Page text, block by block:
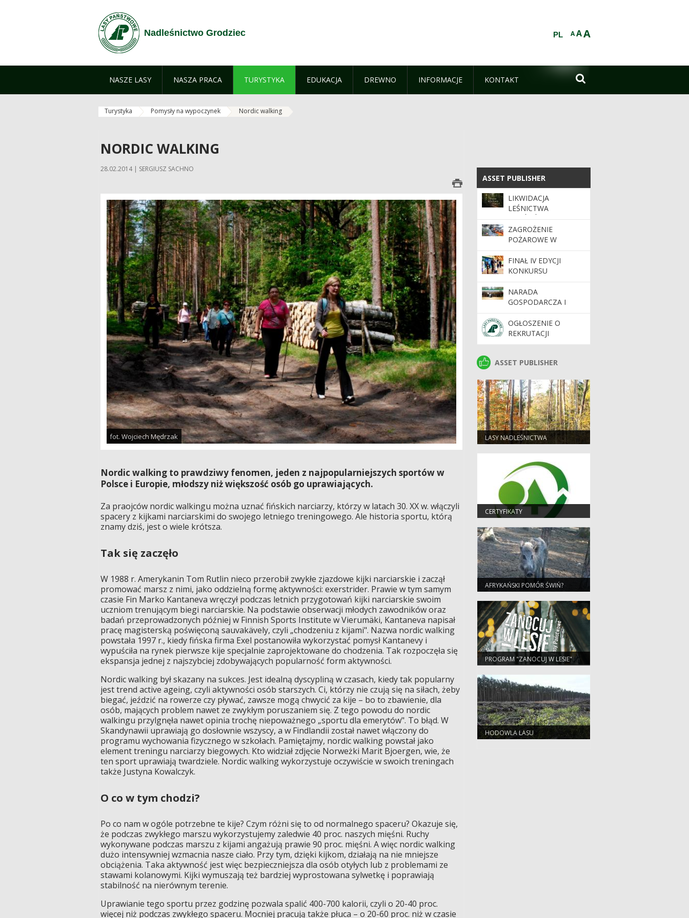
Nadleśnictwo Grodziec AAA
PL
NASZE LASY NASZA PRACA TURYSTYKA EDUKACJA DREWNO INFORMACJE KONTAKT 
Turystyka Pomysły na wypoczynek Nordic walking
NORDIC WALKING
28.02.2014 | SERGIUSZ SACHNO
fot. Wojciech Mędrzak
Nordic walking to prawdziwy fenomen, jeden z najpopularniejszych sportów w
Polsce i Europie, młodszy niż większość osób go uprawiających.
Za praojców nordic walkingu można uznać fińskich narciarzy, którzy w latach 30. XX w. włączyli
spacery z kijkami narciarskimi do swojego letniego treningowego. Ale historia sportu, którą
znamy dziś, jest o wiele krótsza.
Tak się zaczęło
W 1988 r. Amerykanin Tom Rutlin nieco przerobił zwykłe zjazdowe kijki narciarskie i zaczął
promować marsz z nimi, jako oddzielną formę aktywności: exerstrider. Prawie w tym samym
czasie Fin Marko Kantaneva wręczył podczas letnich przygotowań kijki narciarskie swoim
uczniom trenującym biegi narciarskie. Na podstawie obserwacji młodych zawodników oraz
badań przeprowadzonych później w Finnish Sports Institute w Vierumäki, Kantaneva napisał
pracę magisterską poświęconą sauvakävely, czyli „chodzeniu z kijami". Nazwa nordic walking
powstała 1997 r., kiedy fińska firma Exel postanowiła wykorzystać pomysł Kantanevy i
wypuściła na rynek pierwsze kije specjalnie zaprojektowane do chodzenia. Tak rozpoczęła się
ekspansja jednej z najszybciej zdobywających popularność form aktywności.
Nordic walking był skazany na sukces. Jest idealną dyscypliną w czasach, kiedy tak popularny
jest trend active ageing, czyli aktywności osób starszych. Ci, którzy nie czują się na siłach, żeby
biegać, jeździć na rowerze czy pływać, zawsze mogą chwycić za kije – bo to zbawienie, dla
osób, mających problem nawet ze zwykłym poruszaniem się. Z tego powodu do nordic
walkingu przylgnęła nawet opinia trochę niepoważnego „sportu dla emerytów". To błąd. W
Skandynawii uprawiają go dosłownie wszyscy, a w Findlandii został nawet włączony do
programu wychowania fizycznego w szkołach. Pamiętajmy, nordic walking powstał jako
element treningu narciarzy biegowych. Kto widział zdjęcie Norweżki Marit Bjoergen, wie, że
ten sport uprawiają twardziele. Nordic walking wykorzystuje oczywiście w swoich treningach
także Justyna Kowalczyk.
O co w tym chodzi?
Po co nam w ogóle potrzebne te kije? Czym różni się to od normalnego spaceru? Okazuje się,
że podczas zwykłego marszu wykorzystujemy zaledwie 40 proc. naszych mięśni. Ruchy
wykonywane podczas marszu z kijami angażują prawie 90 proc. mięśni. A więc nordic walking
dużo intensywniej wzmacnia nasze ciało. Przy tym, dzięki kijkom, działają na nie mniejsze
obciążenia. Taka aktywność jest więc bezpieczniejsza dla osób otyłych lub z problemami ze
stawami kolanowymi. Kijki wymuszają też bardziej wyprostowana sylwetkę i poprawiają
stabilność na nierównym terenie.
Uprawianie tego sportu przez godzinę pozwala spalić 400-700 kalorii, czyli o 20-40 proc.
więcej niż podczas zwykłego spaceru. Mocniej pracują także płuca – o 20-60 proc. niż w czasie
ASSET PUBLISHER
ASSET PUBLISHER
LIKWIDACJA
LEŚNICTWA
ZAGÓRÓW
ZAGROŻENIE
POŻAROWE W
LASACH. APEL O
OSTROŻNOŚĆ
FINAŁ IV EDYCJI
KONKURSU
„EKOKAMERA” ZA
NAMI!
NARADA
GOSPODARCZA I
POŻEGNANIE
EMERYTÓW
OGŁOSZENIE O
REKRUTACJI
ASSET PUBLISHER
ASSET PUBLISHER
LASY NADLEŚNICTWA
CERTYFIKATY
AFRYKAŃSKI POMÓR ŚWIŃ?
PROGRAM "ZANOCUJ W LESIE"
HODOWLA LASU